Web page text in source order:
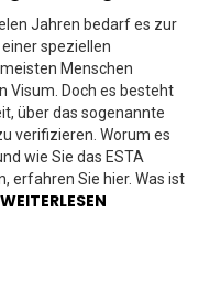
Jahren bedarf es zur
einer speziellen
Menschen
Visum. Doch es besteht
über das sogenannte
verifizieren. Worum es
wie Sie das ESTA
erfahren Sie hier. Was ist
WEITERLESEN